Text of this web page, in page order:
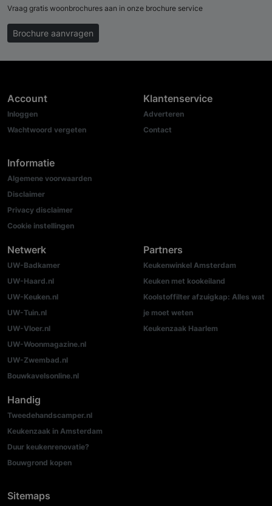
Vraag gratis woonbrochures aan in onze brochure service
Brochure aanvragen
Account
Inloggen
Wachtwoord vergeten
Informatie
Algemene voorwaarden
Disclaimer
Privacy disclaimer
Cookie instellingen
Klantenservice
Adverteren
Contact
Netwerk
UW-Badkamer
UW-Haard.nl
UW-Keuken.nl
UW-Tuin.nl
UW-Vloer.nl
UW-Woonmagazine.nl
UW-Zwembad.nl
Bouwkavelsonline.nl
Partners
Keukenwinkel Amsterdam
Keuken met kookeiland
Koolstoffilter afzuigkap: Alles wat
je moet weten
Keukenzaak Haarlem
Handig
Tweedehandscamper.nl
Keukenzaak in Amsterdam
Duur keukenrenovatie?
Bouwgrond kopen
Sitemaps